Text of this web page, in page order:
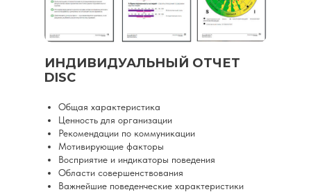
ИНДИВИДУАЛЬНЫЙ ОТЧЕТ
DISC
Общая характеристика
Ценность для организации
Рекомендации по коммуникации
Мотивирующие факторы
Восприятие и индикаторы поведения
Области совершенствования
Важнейшие поведенческие характеристики